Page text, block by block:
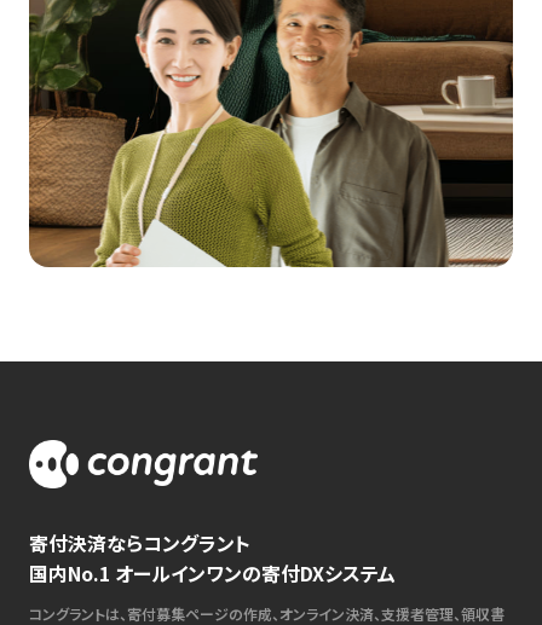
寄付決済ならコングラント
国内No.1 オールインワンの寄付DXシステム
コングラントは、寄付募集ページの作成、オンライン決済、支援者管理、領収書